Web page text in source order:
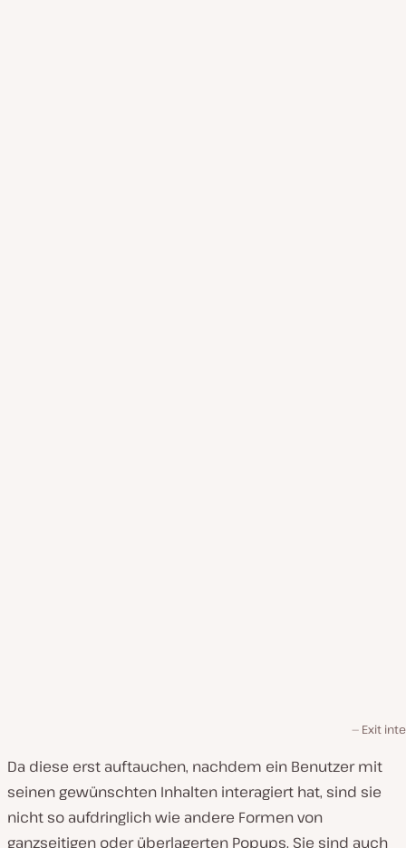
Exit
Da diese erst auftauchen, nachdem ein Benutzer mit
seinen gewünschten Inhalten interagiert hat, sind sie
nicht so aufdringlich wie andere Formen von
ganzseitigen oder überlagerten Popups. Sie sind auch